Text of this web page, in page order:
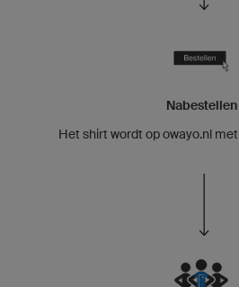
Nabestellen
Het shirt wordt op owayo.nl